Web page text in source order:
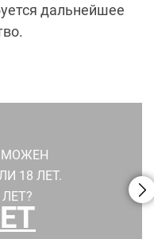
дальнейшее
18 ЛЕТ.